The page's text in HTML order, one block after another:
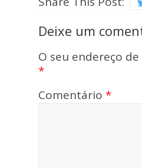
Deixe um
O seu endereço
*
Comentário *